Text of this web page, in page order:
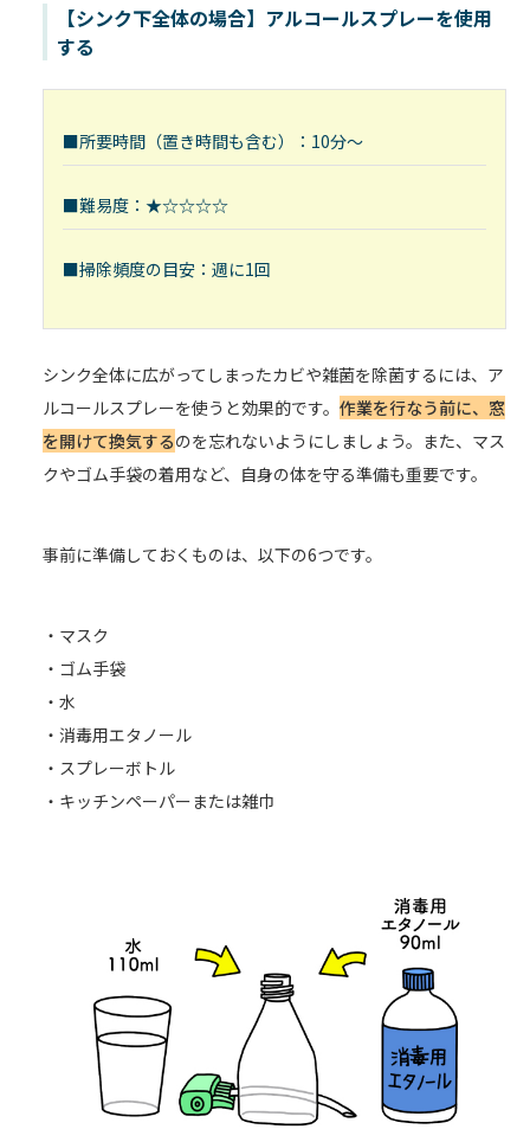
【シンク下全体の場合】アルコールスプレーを使用
する
■所要時間（置き時間も含む）：10分～
■難易度：★☆☆☆☆
■掃除頻度の目安：週に1回
シンク全体に広がってしまったカビや雑菌を除菌するには、ア
ルコールスプレーを使うと効果的です。 作業を行なう前に、窓
を開けて換気するのを忘れないようにしましょう。また、マス
クやゴム手袋の着用など、自身の体を守る準備も重要です。
事前に準備しておくものは、以下の6つです。
・マスク
・ゴム手袋
・水
・消毒用エタノール
・スプレーボトル
・キッチンペーパーまたは雑巾